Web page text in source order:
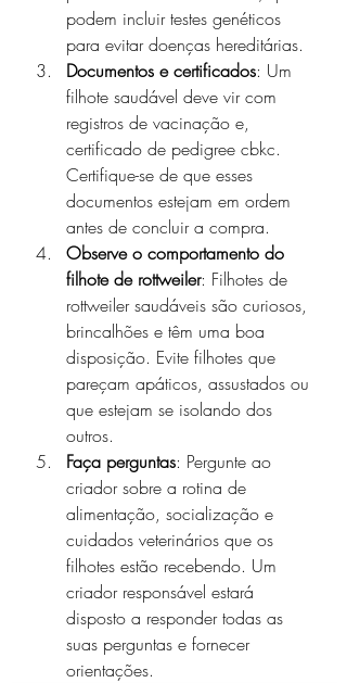
podem incluir testes genéticos
para evitar doenças hereditárias.
Documentos e certificados: Um
filhote saudável deve vir com
registros de vacinação e,
certificado de pedigree cbkc.
Certifique-se de que esses
documentos estejam em ordem
antes de concluir a compra.
Observe o comportamento do
filhote de rottweiler: Filhotes de
rottweiler saudáveis são curiosos,
brincalhões e têm uma boa
disposição. Evite filhotes que
pareçam apáticos, assustados ou
que estejam se isolando dos
outros.
Faça perguntas: Pergunte ao
criador sobre a rotina de
alimentação, socialização e
cuidados veterinários que os
filhotes estão recebendo. Um
criador responsável estará
disposto a responder todas as
suas perguntas e fornecer
orientações.